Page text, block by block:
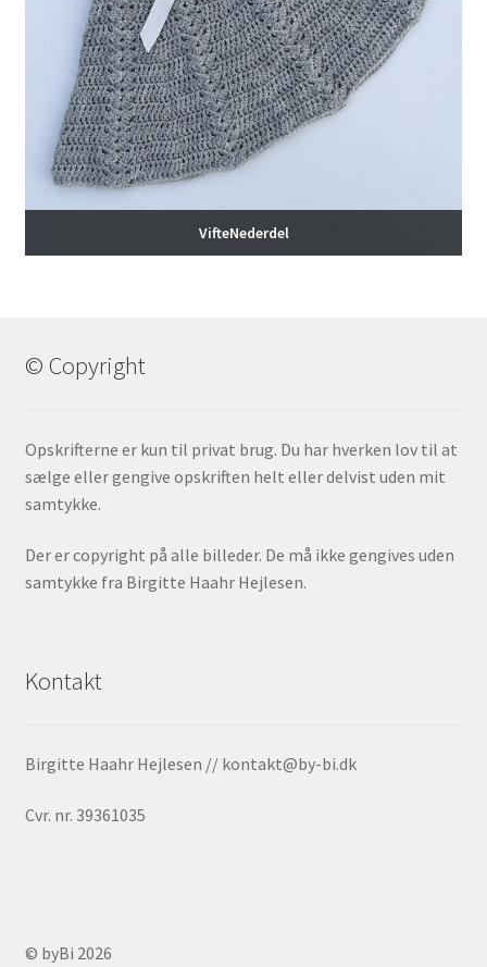
VifteNederdel
© Copyright
Opskrifterne er kun til privat brug. Du har hverken lov til at
sælge eller gengive opskriften helt eller delvist uden mit
samtykke.
Der er copyright på alle billeder. De må ikke gengives uden
samtykke fra Birgitte Haahr Hejlesen.
Kontakt
Birgitte Haahr Hejlesen // kontakt@by-bi.dk
Cvr. nr. 39361035
© byBi 2026